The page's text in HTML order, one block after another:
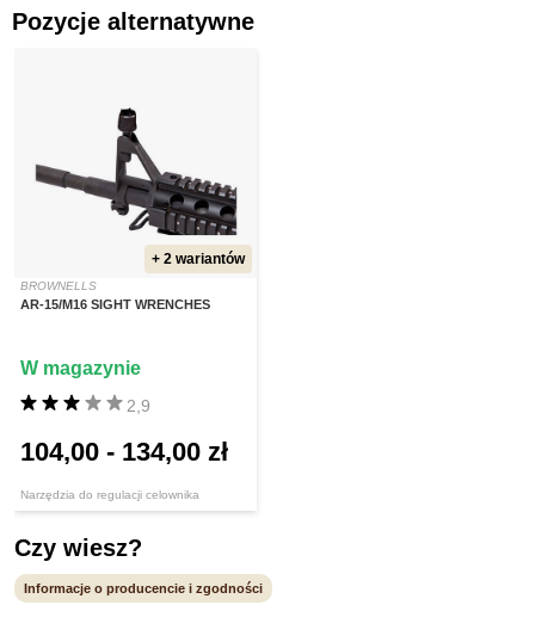
Pozycje alternatywne
+ 2 wariantów
BROWNELLS
AR-15/M16 SIGHT WRENCHES
Narzędzia do regulacji celownika
2,9
W magazynie
104,00 - 134,00 zł
Czy wiesz?
Informacje o producencie i zgodności